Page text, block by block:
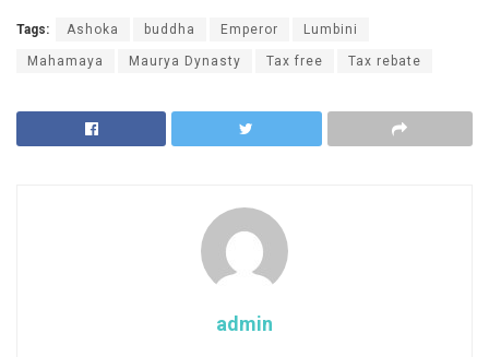
Tags: Ashoka buddha Emperor Lumbini
Mahamaya Maurya Dynasty Tax free Tax rebate
admin